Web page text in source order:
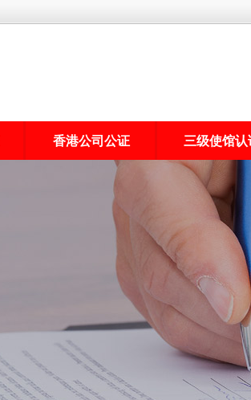
香港公司公证 三级使馆认